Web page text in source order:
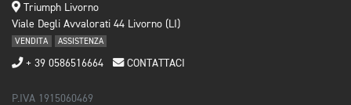
Triumph Livorno
Viale Degli Avvalorati 44 Livorno (LI)
VENDITA ASSISTENZA
+ 39 0586516664 CONTATTACI
P.IVA 1915060469